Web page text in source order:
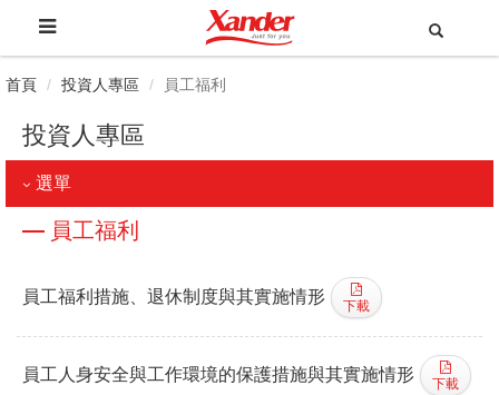
首頁 投資人專區 員工福利
投資人專區
選單
員工福利
員工福利措施、退休制度與其實施情形
下載
員工人身安全與工作環境的保護措施與其實施情形
下載